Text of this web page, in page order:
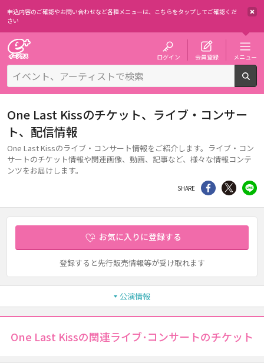
申込内容のご確認やお問い合わせなど各種メニューは、 こちらをタップしてご確認くだ
さい
ログイン 会員登録 メニュー
One Last Kissのチケット、ライブ・コンサー
ト、配信情報
One Last Kissのライブ・コンサート情報をご紹介します。ライブ・コン
サートのチケット情報や関連画像、動画、記事など、様々な情報コンテ
ンツをお届けします。
SHARE シェア Twitter
お気に入りに登録する
登録すると先行販売情報等が受け取れます
公演情報
One Last Kissの関連ライブ･コンサートのチケット